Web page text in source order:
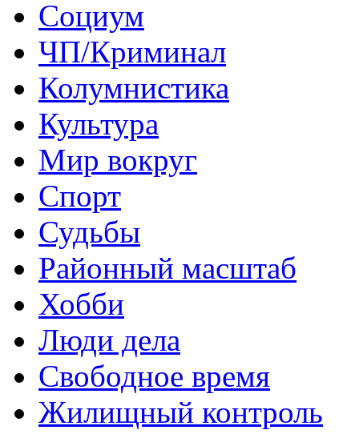
Социум
ЧП/Криминал
Колумнистика
Культура
Мир вокруг
Спорт
Судьбы
Районный масштаб
Хобби
Люди дела
Свободное время
Жилищный контроль